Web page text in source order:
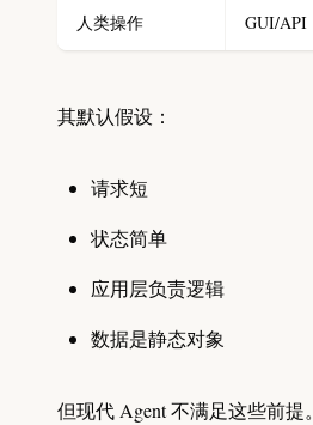
人类操作 GUI/API
其默认假设：
请求短
状态简单
应用层负责逻辑
数据是静态对象
但现代 Agent 不满足这些前提。